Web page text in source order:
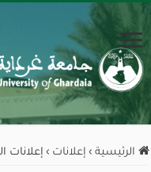
الرئيسية › إعلانات › إعلانات